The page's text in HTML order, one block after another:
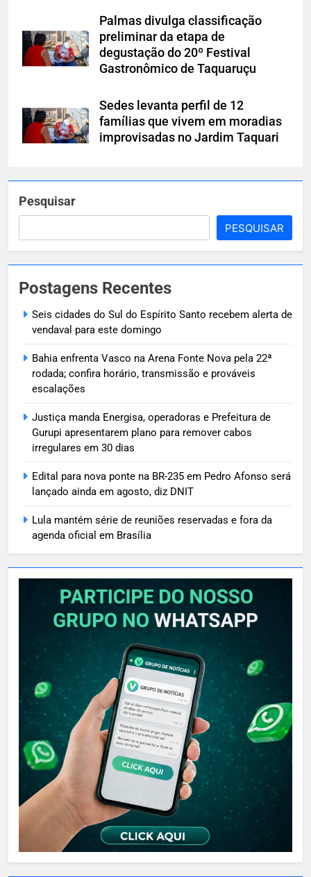
Palmas divulga classificação
preliminar da etapa de
degustação do 20º Festival
Gastronômico de Taquaruçu
Sedes levanta perfil de 12
famílias que vivem em moradias
improvisadas no Jardim Taquari
Pesquisar
PESQUISAR
Postagens Recentes
Seis cidades do Sul do Espírito Santo recebem alerta de
vendaval para este domingo
Bahia enfrenta Vasco na Arena Fonte Nova pela 22ª
rodada; confira horário, transmissão e prováveis
escalações
Justiça manda Energisa, operadoras e Prefeitura de
Gurupi apresentarem plano para remover cabos
irregulares em 30 dias
Edital para nova ponte na BR-235 em Pedro Afonso será
lançado ainda em agosto, diz DNIT
Lula mantém série de reuniões reservadas e fora da
agenda oficial em Brasília